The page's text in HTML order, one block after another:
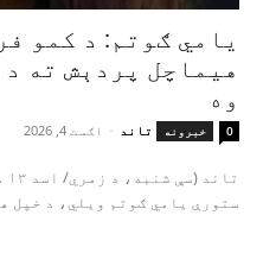
یامي ګوتم: د کمو
هیماچل پردېش ته
وه
خبرونه تاند - اګست 4, 2026 0
ستورې یامي ګوتم ویلي، د خپل